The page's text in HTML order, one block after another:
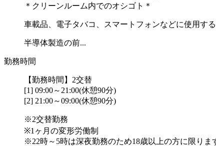
＊クリーンルーム内でのオシゴト＊
車載品、電子タバコ、スマートフォンなどに使用す
半導体製造の前...
勤務時間
【勤務時間】2交替
[1] 09:00～21:00(休憩90分)
[2] 21:00～09:00(休憩90分)
※2交替勤務
※1ヶ月の変形労働制
※22時～5時は深夜勤務のため18歳以上の方に限りま